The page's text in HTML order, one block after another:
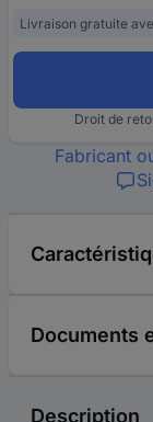
Livraison gratuite
Droit de
Fabricant
Documents
Description